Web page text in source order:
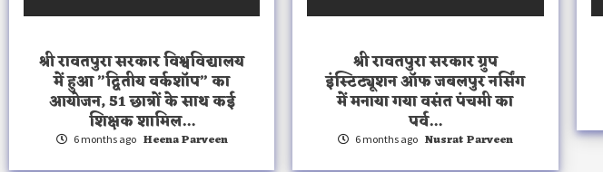
श्री रावतपुरा सरकार विश्वविद्यालय
में हुआ ”द्वितीय वर्कशॉप” का
आयोजन, 51 छात्रों के साथ कई
शिक्षक शामिल…
6 months ago Heena Parveen
श्री रावतपुरा सरकार ग्रुप
इंस्टिट्यूशन ऑफ जबलपुर नर्सिंग
में मनाया गया वसंत पंचमी का
पर्व…
6 months ago Nusrat Parveen